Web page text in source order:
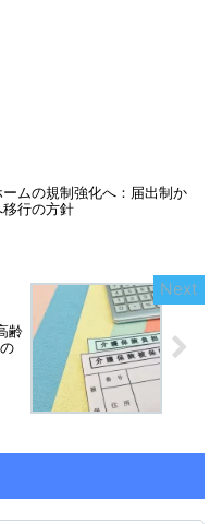
ムの規制強化へ：届出制か
移行の方針
齢